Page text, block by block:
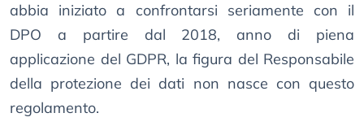
abbia iniziato a confrontarsi seriamente con il
DPO a partire dal 2018, anno di piena
applicazione del GDPR, la figura del Responsabile
della protezione dei dati non nasce con questo
regolamento.